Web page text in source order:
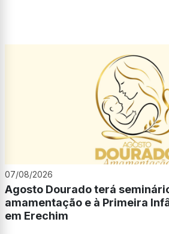
07/08/2026
Agosto Dourado terá
amamentação e à Primeira
em Erechim